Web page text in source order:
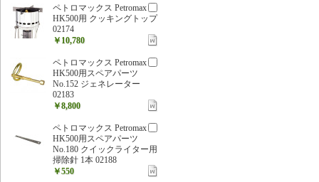
ペトロマックス Petromax
HK500用 クッキングトップ
02174
￥10,780
ペトロマックス Petromax
HK500用スペアパーツ
No.152 ジェネレーター
02183
￥8,800
ペトロマックス Petromax
HK500用スペアパーツ
No.180 クイックライター用
掃除針 1本 02188
￥550